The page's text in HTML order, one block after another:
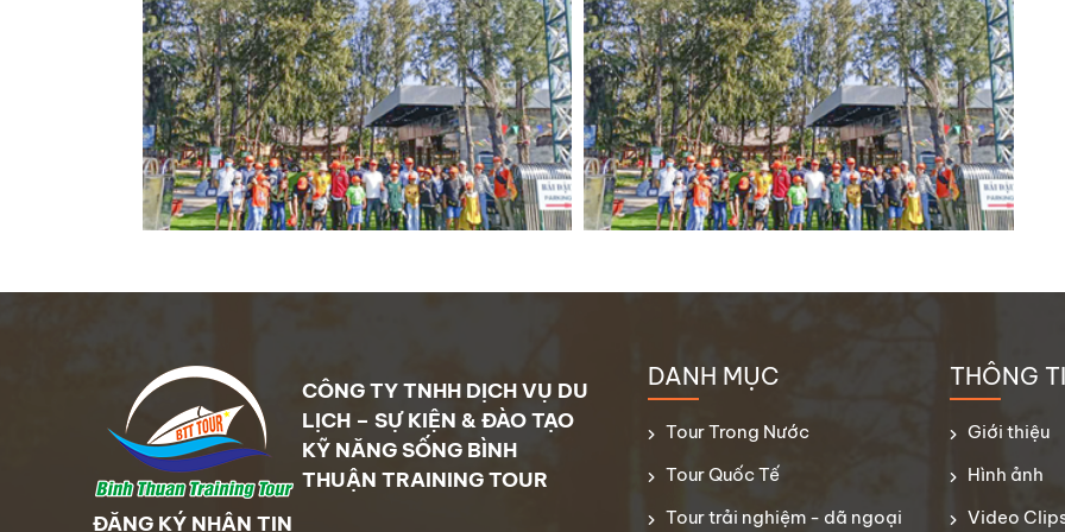
ĐÀO TẠO KỸ NĂNG SỐNG
TỔ CHỨC SỰ KIỆN
CUNG CẤP NHÂN SỰ
HÌNH ẢNH
VIDEO CLIPS
DỊCH VỤ
GÓI ƯU ĐÃI
CẨM NANG LỮ HÀNH
LIÊN HỆ
CÔNG TY TNHH DỊCH VỤ DU
LỊCH – SỰ KIỆN & ĐÀO TẠO
KỸ NĂNG SỐNG BÌNH
THUẬN TRAINING TOUR
ĐĂNG KÝ NHẬN TIN
DANH MỤC
Tour Trong Nước
Tour Quốc Tế
Tour trải nghiệm - dã ngoại
THÔNG
Giới thiệu
Hình ảnh
Video